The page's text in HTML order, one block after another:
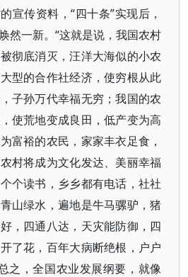
宣传资料，“四十条”实现后，
然一新。“这就是说，我国农村
彻底消灭，汪洋大海似的小农
型的合作社经济，使穷根从此
子孙万代幸福无穷；我国的农
使荒地变成良田，低产变为高
富裕的农民，家家丰衣足食，
村将成为文化发达、美丽幸福
个读书，乡乡都有电话，社社
山绿水，遍地是牛马骡驴，猪
，四通八达，天灾能防御，四
了花，百年大病断绝根，户户
之，全国农业发展纲要，就像